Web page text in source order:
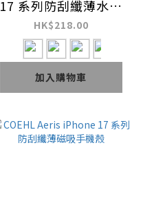
17 系列防刮纖薄水波
紋磁吸手機殼
HK$218.00
加入購物車